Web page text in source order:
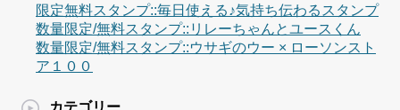
限定無料スタンプ::毎日使える♪気持ち伝わるスタンプ
数量限定/無料スタンプ::リレーちゃんとユースくん
数量限定/無料スタンプ::ウサギのウー × ローソンスト
ア１００
カテゴリー